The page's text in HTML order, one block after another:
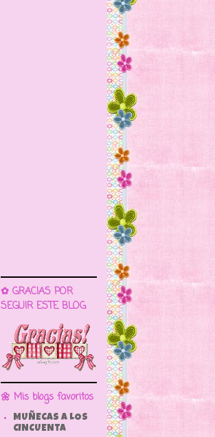
✿ GRACIAS POR
SEGUIR ESTE BLOG
🌼 Mis blogs favoritos
MUÑECAS A LOS
CINCUENTA